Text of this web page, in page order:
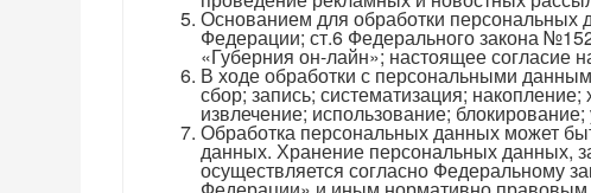
Основанием для обработки персональных
Федерации; ст.6 Федерального закона
«Губерния он-лайн»; настоящее согласие
В ходе обработки с персональными
сбор; запись; систематизация;
извлечение; использование;
Обработка персональных данных может
данных. Хранение персональных данных,
осуществляется согласно Федеральному